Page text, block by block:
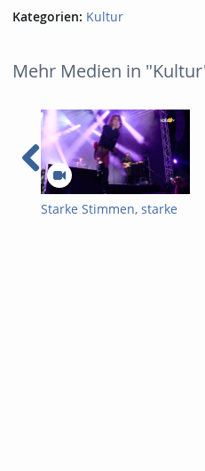
Kategorien: Kultur
Mehr Medien in
Starke Stimmen, starke